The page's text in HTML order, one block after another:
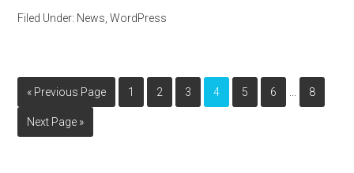
Filed Under: News ,WordPress
« Previous Page 1 2 3 4 5 6 8
Next Page »